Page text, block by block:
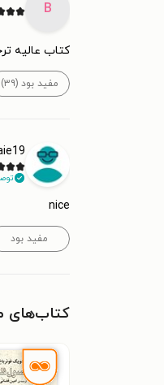
B
کتاب عالیه
مفید بود (۳۹)
nice
مفید بود
کتاب‌های